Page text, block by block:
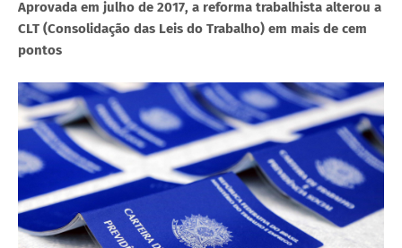
Aprovada em julho de 2017, a reforma trabalhista alterou a
CLT (Consolidação das Leis do Trabalho) em mais de cem
pontos